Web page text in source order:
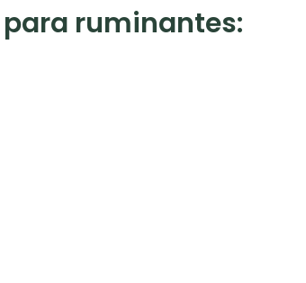
ruminantes: